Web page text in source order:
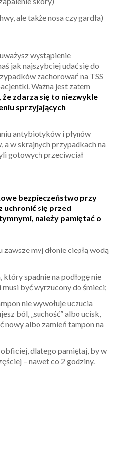
ale także nosa czy gardła)
wystąpienie
jak najszybciej udać się do
zachorowań na TSS
Ważna jest zatem
że zdarza się to niezwykle
sprzyjających
antybiotyków i płynów
w skrajnych przypadkach na
gotowych przeciwciał
bezpieczeństwo przy
uchronić się przed
należy pamiętać o
myj dłonie ciepłą wodą
spadnie na podłogę nie
musi być wyrzucony do śmieci;
nie wywołuje uczucia
ból, „suchość” albo ucisk,
nowy albo zamień tampon na
dlatego pamiętaj, by w
– nawet co 2 godziny.